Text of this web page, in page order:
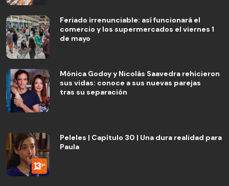
Feriado irrenunciable: así funcionará el
comercio y los supermercados el viernes 1
de mayo
Mónica Godoy y Nicolás Saavedra rehicieron
sus vidas: conoce a sus nuevas parejas
tras su separación
Peleles | Capítulo 30 | Una dura realidad para
Paula